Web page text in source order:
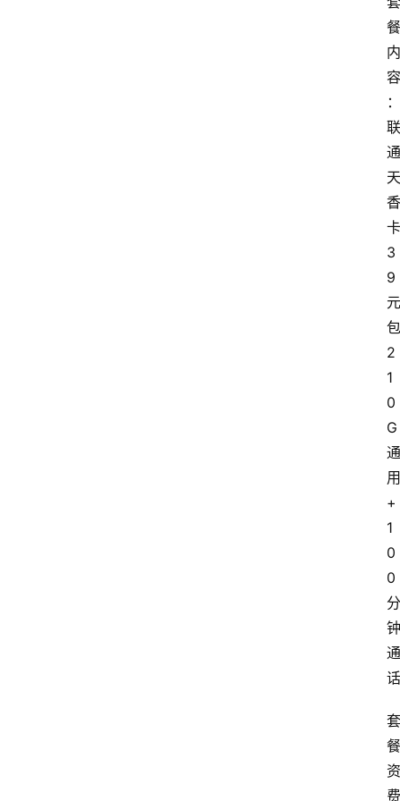
餐
内
容
：
联
通
天
香
卡
3
9
元
包
2
1
0
G
通
用
+
1
0
0
分
钟
通
话
套
餐
资
费